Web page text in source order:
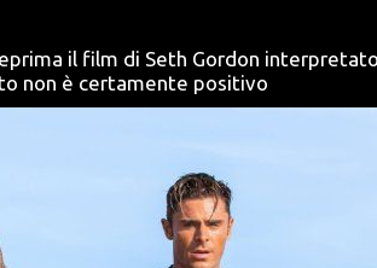
il film di Seth Gordon
non è certamente positivo